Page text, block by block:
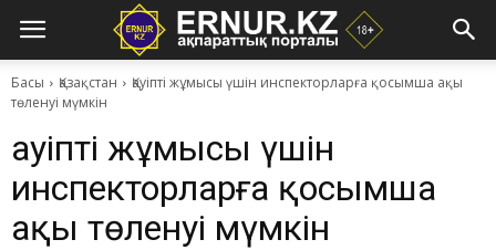
Басы Қазақстан
Қауіпті жұмысы үшін инспекторларға қосымша ақы
төленуі мүмкін
Қауіпті жұмысы үшін
инспекторларға қосымша
ақы төленуі мүмкін